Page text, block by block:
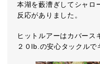
本湖を藪漕ぎしてシャロ
反応がありました。
ヒットルアーはカバース
２０lb.の安心タックルで